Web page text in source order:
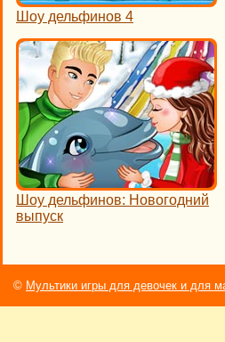
Шоу дельфинов 4
Шоу дельфинов: Новогодний
выпуск
© Мультики игры для девочек и для